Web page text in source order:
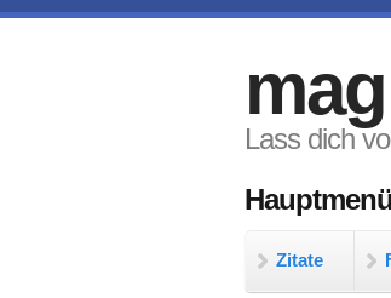
Lass dich
Hauptmenü
Zitate